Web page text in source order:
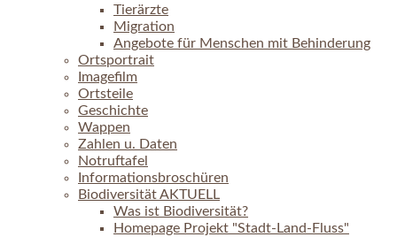
Tierärzte
Migration
Angebote für Menschen mit Behinderung
Ortsportrait
Imagefilm
Ortsteile
Geschichte
Wappen
Zahlen u. Daten
Notruftafel
Informationsbroschüren
Biodiversität AKTUELL
Was ist Biodiversität?
Homepage Projekt "Stadt-Land-Fluss"